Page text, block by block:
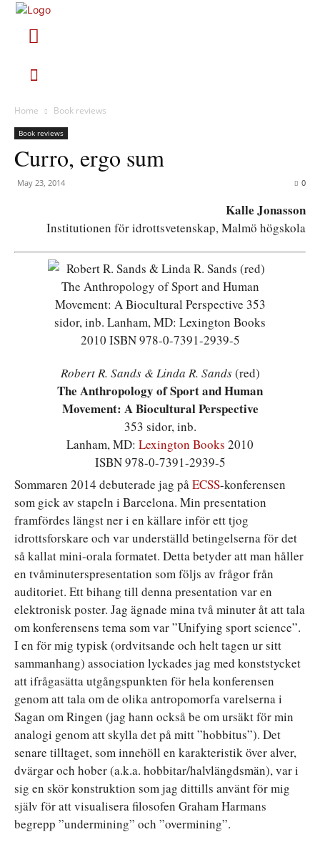
Home Book reviews
Book reviews
Curro, ergo sum
May 23, 2014 0
Kalle Jonasson
Institutionen för idrottsvetenskap, Malmö högskola
Robert R. Sands & Linda R. Sands(red)
The Anthropology of Sport and Human
Movement: A Biocultural Perspective
353 sidor, inb.
Lanham, MD: Lexington Books 2010
ISBN 978-0-7391-2939-5
Sommaren 2014 debuterade jag på ECSS-konferensen
som gick av stapeln i Barcelona. Min presentation
framfördes längst ner i en källare inför ett tjog
idrottsforskare och var underställd betingelserna för det
så kallat mini-orala formatet. Detta betyder att man håller
en tvåminuterspresentation som följs av frågor från
auditoriet. Ett bihang till denna presentation var en
elektronisk poster. Jag ägnade mina två minuter åt att tala
om konferensens tema som var ”Unifying sport science”.
I en för mig typisk (ordvitsande och helt tagen ur sitt
sammanhang) association lyckades jag med konststycket
att ifrågasätta utgångspunkten för hela konferensen
genom att tala om de olika antropomorfa varelserna i
Sagan om Ringen (jag hann också be om ursäkt för min
analogi genom att skylla det på mitt ”hobbitus”). Det
senare tilltaget, som innehöll en karakteristik över alver,
dvärgar och hober (a.k.a. hobbitar/halvlängdsmän), var i
sig en skör konstruktion som jag dittills använt för mig
själv för att visualisera filosofen Graham Harmans
begrepp ”undermining” och ”overmining”.